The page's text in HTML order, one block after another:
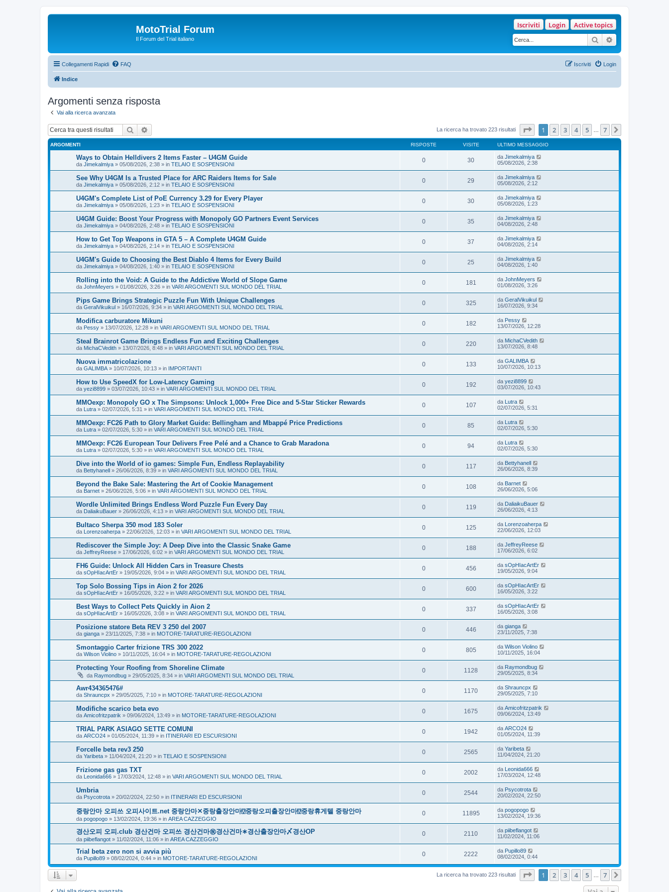
MotoTrial Forum
Il Forum del Trial italiano
Active topics
Login
Iscriviti
Cerca
Collegamenti Rapidi FAQ Login
Iscriviti
Indice
Argomenti senza risposta
Vai alla ricerca avanzata
Cerca La ricerca ha trovato 223 risultati Pagina1 di
1 2 3 4 5 7
ARGOMENTI RISPOSTE VISITE ULTIMO MESSAGGIO
Ways to Obtain Helldivers 2 Items Faster – U4GM Guide
da Jimekalmiya » 05/08/2026, 2:38 » in TELAIO E SOSPENSIONI
0 30 da Jimekalmiya
05/08/2026, 2:38
See Why U4GM Is a Trusted Place for ARC Raiders Items for Sale
da Jimekalmiya » 05/08/2026, 2:12 » in TELAIO E SOSPENSIONI
0 29 da Jimekalmiya
05/08/2026, 2:12
U4GM's Complete List of PoE Currency 3.29 for Every Player
da Jimekalmiya » 05/08/2026, 1:23 » in TELAIO E SOSPENSIONI
0 30 da Jimekalmiya
05/08/2026, 1:23
U4GM Guide: Boost Your Progress with Monopoly GO Partners Event Services
da Jimekalmiya » 04/08/2026, 2:48 » in TELAIO E SOSPENSIONI
0 35 da Jimekalmiya
04/08/2026, 2:48
How to Get Top Weapons in GTA 5 – A Complete U4GM Guide
da Jimekalmiya » 04/08/2026, 2:14 » in TELAIO E SOSPENSIONI
0 37 da Jimekalmiya
04/08/2026, 2:14
U4GM's Guide to Choosing the Best Diablo 4 Items for Every Build
da Jimekalmiya » 04/08/2026, 1:40 » in TELAIO E SOSPENSIONI
0 25 da Jimekalmiya
04/08/2026, 1:40
Rolling into the Void: A Guide to the Addictive World of Slope Game
da JohnMeyers » 01/08/2026, 3:26 » in VARI ARGOMENTI SUL MONDO DEL TRIAL
0 181 da JohnMeyers
01/08/2026, 3:26
Pips Game Brings Strategic Puzzle Fun With Unique Challenges
da GeralVikuikul » 16/07/2026, 9:34 » in VARI ARGOMENTI SUL MONDO DEL TRIAL
0 325 da GeralVikuikul
16/07/2026, 9:34
Modifica carburatore Mikuni
da Pessy » 13/07/2026, 12:28 » in VARI ARGOMENTI SUL MONDO DEL TRIAL
0 182 da Pessy
13/07/2026, 12:28
Steal Brainrot Game Brings Endless Fun and Exciting Challenges
da MichaCVedith » 13/07/2026, 8:48 » in VARI ARGOMENTI SUL MONDO DEL TRIAL
0 220 da MichaCVedith
13/07/2026, 8:48
Nuova immatricolazione
da GALIMBA » 10/07/2026, 10:13 » in IMPORTANTI
0 133 da GALIMBA
10/07/2026, 10:13
How to Use SpeedX for Low-Latency Gaming
da yezi8899 » 03/07/2026, 10:43 » in VARI ARGOMENTI SUL MONDO DEL TRIAL
0 192 da yezi8899
03/07/2026, 10:43
MMOexp: Monopoly GO x The Simpsons: Unlock 1,000+ Free Dice and 5-Star Sticker Rewards
da Lutra » 02/07/2026, 5:31 » in VARI ARGOMENTI SUL MONDO DEL TRIAL
0 107 da Lutra
02/07/2026, 5:31
MMOexp: FC26 Path to Glory Market Guide: Bellingham and Mbappé Price Predictions
da Lutra » 02/07/2026, 5:30 » in VARI ARGOMENTI SUL MONDO DEL TRIAL
0 85 da Lutra
02/07/2026, 5:30
MMOexp: FC26 European Tour Delivers Free Pelé and a Chance to Grab Maradona
da Lutra » 02/07/2026, 5:30 » in VARI ARGOMENTI SUL MONDO DEL TRIAL
0 94 da Lutra
02/07/2026, 5:30
Dive into the World of io games: Simple Fun, Endless Replayability
da Bettyhanell » 26/06/2026, 8:39 » in VARI ARGOMENTI SUL MONDO DEL TRIAL
0 117 da Bettyhanell
26/06/2026, 8:39
Beyond the Bake Sale: Mastering the Art of Cookie Management
da Barnet » 26/06/2026, 5:06 » in VARI ARGOMENTI SUL MONDO DEL TRIAL
0 108 da Barnet
26/06/2026, 5:06
Wordle Unlimited Brings Endless Word Puzzle Fun Every Day
da DaliaikuBauer » 26/06/2026, 4:13 » in VARI ARGOMENTI SUL MONDO DEL TRIAL
0 119 da DaliaikuBauer
26/06/2026, 4:13
Bultaco Sherpa 350 mod 183 Soler
da Lorenzoaherpa » 22/06/2026, 12:03 » in VARI ARGOMENTI SUL MONDO DEL TRIAL
0 125 da Lorenzoaherpa
22/06/2026, 12:03
Rediscover the Simple Joy: A Deep Dive into the Classic Snake Game
da JeffreyReese » 17/06/2026, 6:02 » in VARI ARGOMENTI SUL MONDO DEL TRIAL
0 188 da JeffreyReese
17/06/2026, 6:02
FH6 Guide: Unlock All Hidden Cars in Treasure Chests
da sOpHIacArtEr » 19/05/2026, 9:04 » in VARI ARGOMENTI SUL MONDO DEL TRIAL
0 456 da sOpHIacArtEr
19/05/2026, 9:04
Top Solo Bossing Tips in Aion 2 for 2026
da sOpHIacArtEr » 16/05/2026, 3:22 » in VARI ARGOMENTI SUL MONDO DEL TRIAL
0 600 da sOpHIacArtEr
16/05/2026, 3:22
Best Ways to Collect Pets Quickly in Aion 2
da sOpHIacArtEr » 16/05/2026, 3:08 » in VARI ARGOMENTI SUL MONDO DEL TRIAL
0 337 da sOpHIacArtEr
16/05/2026, 3:08
Posizione statore Beta REV 3 250 del 2007
da gianga » 23/11/2025, 7:38 » in MOTORE-TARATURE-REGOLAZIONI
0 446 da gianga
23/11/2025, 7:38
Smontaggio Carter frizione TRS 300 2022
da Wilson Violino » 10/11/2025, 16:04 » in MOTORE-TARATURE-REGOLAZIONI
0 805 da Wilson Violino
10/11/2025, 16:04
Protecting Your Roofing from Shoreline Climate
da Raymondbug » 29/05/2025, 8:34 » in VARI ARGOMENTI SUL MONDO DEL TRIAL
0 1128 da Raymondbug
29/05/2025, 8:34
Awr434365476#
da Shrauncpx » 29/05/2025, 7:10 » in MOTORE-TARATURE-REGOLAZIONI
0 1170 da Shrauncpx
29/05/2025, 7:10
Modifiche scarico beta evo
da Amicofritzpatrik » 09/06/2024, 13:49 » in MOTORE-TARATURE-REGOLAZIONI
0 1675 da Amicofritzpatrik
09/06/2024, 13:49
TRIAL PARK ASIAGO SETTE COMUNI
da ARCO24 » 01/05/2024, 11:39 » in ITINERARI ED ESCURSIONI
0 1942 da ARCO24
01/05/2024, 11:39
Forcelle beta rev3 250
da Yaribeta » 11/04/2024, 21:20 » in TELAIO E SOSPENSIONI
0 2565 da Yaribeta
11/04/2024, 21:20
Frizione gas gas TXT
da Leonida666 » 17/03/2024, 12:48 » in VARI ARGOMENTI SUL MONDO DEL TRIAL
0 2002 da Leonida666
17/03/2024, 12:48
Umbria
da Psycotrota » 20/02/2024, 22:50 » in ITINERARI ED ESCURSIONI
0 2544 da Psycotrota
20/02/2024, 22:50
중랑안마 오피쓰 오피사이트.net 중랑안마✕중랑출장안마⍔중랑오피출장안마⍔중랑휴게텔 중랑안마
da pogopogo » 13/02/2024, 19:36 » in AREA CAZZEGGIO
0 11895 da pogopogo
13/02/2024, 19:36
경산오피 오피.club 경산건마 오피쓰 경산건마㊗경산건마∗경산출장안마〆경산OP
da piibeflangot » 11/02/2024, 11:06 » in AREA CAZZEGGIO
0 2110 da piibeflangot
11/02/2024, 11:06
Trial beta zero non si avvia più
da Pupillo89 » 08/02/2024, 0:44 » in MOTORE-TARATURE-REGOLAZIONI
0 2222 da Pupillo89
08/02/2024, 0:44
La ricerca ha trovato 223 risultati Pagina1 di
1 2 3 4 5 7